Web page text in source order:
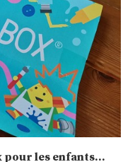
l’Avent 2020